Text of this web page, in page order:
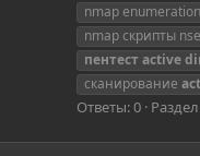
nmap
nmap скрипты nse
пентестactive
сканирование
Ответы: 0